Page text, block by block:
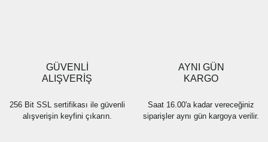
GÜVENLİ
ALIŞVERİŞ
256 Bit SSL sertifikası ile güvenli
alışverişin keyfini çıkarın.
AYNI GÜN
KARGO
Saat 16.00'a kadar vereceğiniz
siparişler aynı gün kargoya verilir.